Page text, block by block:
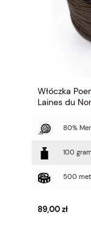
Włóczka
Laines du
80%
100
500
89,00 zł